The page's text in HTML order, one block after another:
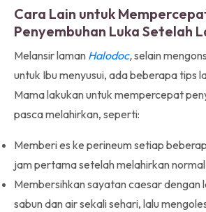
Cara Lain untuk
Penyembuhan Luka Setelah
Melansir laman Halodoc,selain
untuk Ibu menyusui, ada beberapa tips
Mama lakukan untuk mempercepat
pasca melahirkan, seperti:
Memberi es ke perineum setiap
jam pertama setelah melahirkan
Membersihkan sayatan caesar dengan
sabun dan air sekali sehari, lalu